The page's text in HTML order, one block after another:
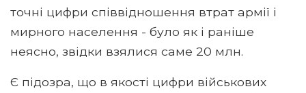
точні цифри співвідношення втрат армії і
мирного населення - було як і раніше
неясно, звідки взялися саме 20 млн.
Є підозра, що в якості цифри військових